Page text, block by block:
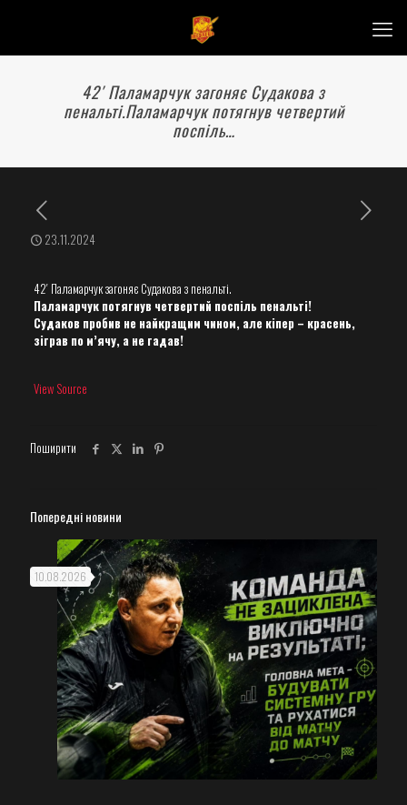
42′ Паламарчук загоняє Судакова з
пенальті.Паламарчук потягнув четвертий
поспіль…
23.11.2024
42′ Паламарчук загоняє Судакова з пенальті.
Паламарчук потягнув четвертий поспіль пенальті!
Судаков пробив не найкращим чином, але кіпер – красень,
зіграв по м’ячу, а не гадав!
View Source
Поширити
Попередні новини
10.08.2026